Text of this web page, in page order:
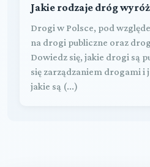
Jakie rodzaje dróg
Drogi w Polsce, pod
na drogi publiczne oraz
Dowiedz się, jakie drogi są
się zarządzaniem drogami i
jakie są (...)